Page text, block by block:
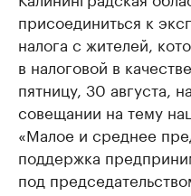
присоединиться к
налога с жителей,
в налоговой в
пятницу, 30 августа,
совещании на тему
«Малое и среднее
поддержка
под